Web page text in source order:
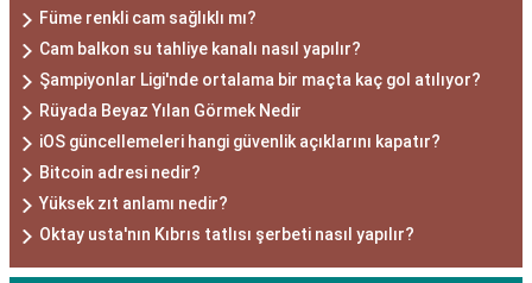
Füme renkli cam sağlıklı mı?
Cam balkon su tahliye kanalı nasıl yapılır?
Şampiyonlar Ligi'nde ortalama bir maçta kaç gol atılıyor?
Rüyada Beyaz Yılan Görmek Nedir
iOS güncellemeleri hangi güvenlik açıklarını kapatır?
Bitcoin adresi nedir?
Yüksek zıt anlamı nedir?
Oktay usta'nın Kıbrıs tatlısı şerbeti nasıl yapılır?